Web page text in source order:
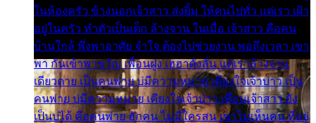
ในห้องครัว ข้างนอกเจ้าสาว ส่งยิ้ม ให้คนไปทั่ว แต่เรา เฝ้า
อยู่ในครัว ทำตัวเป็นเด็ก ล้างจาน ในเมื่อ เจ้าสาว คือคน
บ้านใกล้ พึ่งพาอาศัย จำใจ ต้องไปช่วยงาน พอถึงเวลา เขา
พา กันเข้าพาขวัญ เพื่อนฝูง เฮฮาดังลั่น แต่เราล้างจาน
เดียวดาย เป็นคนพ่าย บ่มีความหมาย เคียงใจเจ้าบ่าว เป็น
คนพ่าย บ่มีความหมาย เคียงใจเจ้าบ่าว เพื่อนเจ้าสาว ยัง
เป็นบ่ได้ คือคนพ่าย ฮักคน ไม่มีใครสน เขาไม่เห็นคน ที่อยู่